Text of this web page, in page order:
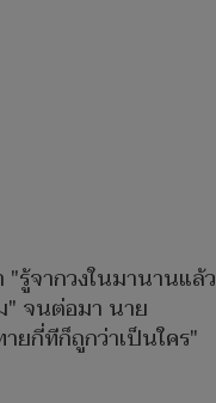
รู้จากวงในมานานแล้ว
จนต่อมา นาย
ยกี่ทีก็ถูกว่าเป็นใคร"